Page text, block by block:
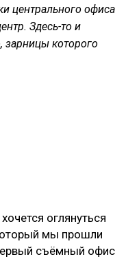
центрального офиса
Здесь-то и
зарницы которого
оглянуться
мы прошли
съёмный офис